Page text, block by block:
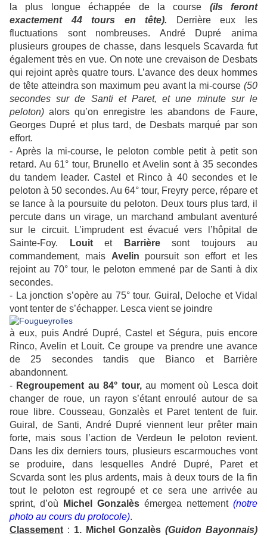
la plus longue échappée de la course (ils feront
exactement 44 tours en tête). Derrière eux les
fluctuations sont nombreuses. André Dupré anima
plusieurs groupes de chasse, dans lesquels Scavarda fut
également très en vue. On note une crevaison de Desbats
qui rejoint après quatre tours. L’avance des deux hommes
de tête atteindra son maximum peu avant la mi-course (50
secondes sur de Santi et Paret, et une minute sur le
peloton) alors qu’on enregistre les abandons de Faure,
Georges Dupré et plus tard, de Desbats marqué par son
effort.
- Après la mi-course, le peloton comble petit à petit son
retard. Au 61° tour, Brunello et Avelin sont à 35 secondes
du tandem leader. Castel et Rinco à 40 secondes et le
peloton à 50 secondes. Au 64° tour, Freyry perce, répare et
se lance à la poursuite du peloton. Deux tours plus tard, il
percute dans un virage, un marchand ambulant aventuré
sur le circuit. L’imprudent est évacué vers l’hôpital de
Sainte-Foy.
Louit etBarrièresont toujours au
commandement, mais Avelin poursuit son effort et les
rejoint au 70° tour, le peloton emmené par de Santi à dix
secondes.
- La jonction s’opère au 75° tour. Guiral, Deloche et Vidal
vont tenter de s’échapper. Lesca vient se joindre
à eux, puis André Dupré, Castel et Ségura, puis encore
Rinco, Avelin et Louit. Ce groupe va prendre une avance
de 25 secondes tandis que Bianco et Barrière
abandonnent.
- Regroupement au 84° tour,au moment où Lesca doit
changer de roue, un rayon s’étant enroulé autour de sa
roue libre. Cousseau, Gonzalès et Paret tentent de fuir.
Guiral, de Santi, André Dupré viennent leur prêter main
forte, mais sous l’action de Verdeun le peloton revient.
Dans les dix derniers tours, plusieurs escarmouches vont
se produire, dans lesquelles André Dupré, Paret et
Scvarda sont les plus ardents, mais à deux tours de la fin
tout le peloton est regroupé et ce sera une arrivée au
sprint, d’où
Michel Gonzalès émergea nettement (notre
photo au cours du protocole).
Classement : 1. Michel Gonzalès(Guidon Bayonnais)